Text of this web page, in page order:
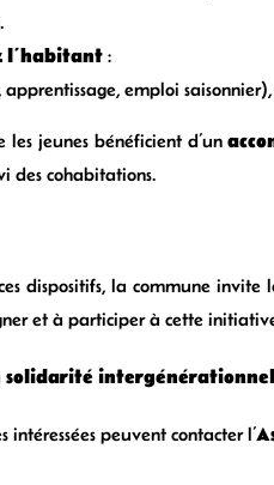
l’habitant :
emploi
les jeunes bénéficient d’un
des cohabitations.
dispositifs, la commune invite
et à participer à cette
solidarité
intéressées peuvent contacter l’